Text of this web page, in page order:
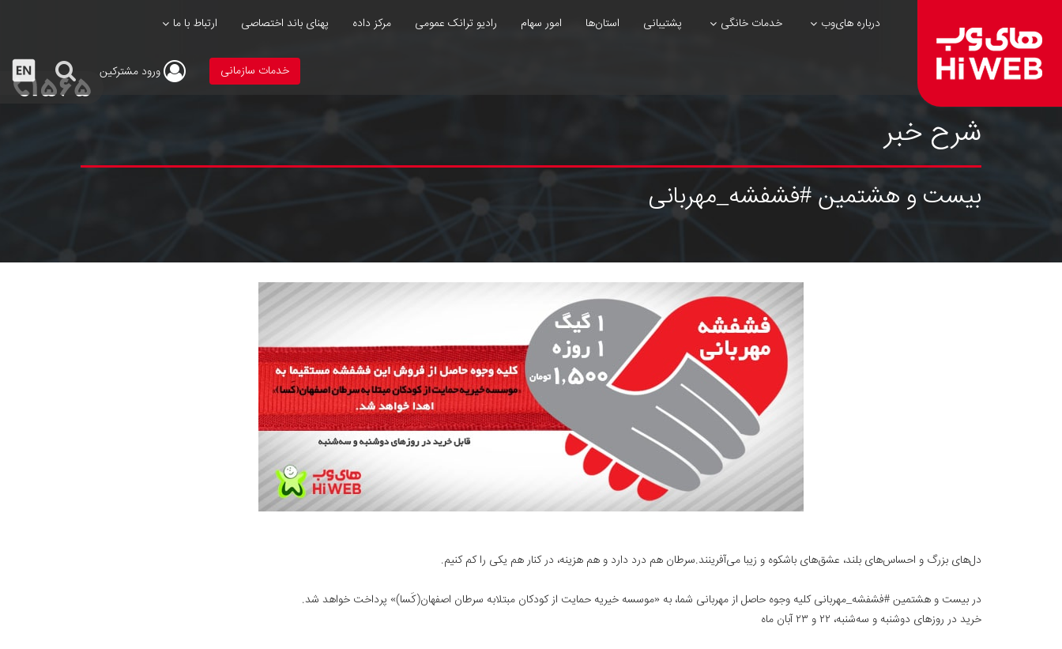
درباره های‌وب خدمات خانگی پشتیبانی استان‌ها امور سهام رادیو ترانک عمومی مرکز داده پهنای باند اختصاصی ارتباط با ما
ورود مشترکین خدمات سازمانی
شرح خبر
بیست و هشتمین #فشفشه_مهربانی
د‌ل‌های بزرگ و احساس‌های بلند، عشق‌های باشکوه و زیبا می‌آفرینند.سرطان هم درد دارد و هم هزینه، در کنار هم یکی را کم کنیم.
در بیست و هشتمین #فشفشه_مهربانی کلیه وجوه حاصل از مهربانی شما، به «موسسه خیریه حمایت از کودکان مبتلابه سرطان اصفهان(کَسا)» پرداخت خواهد شد.
خرید در روزهای دوشنبه و سه‌شنبه، ۲۲ و ۲۳ آبان ماه